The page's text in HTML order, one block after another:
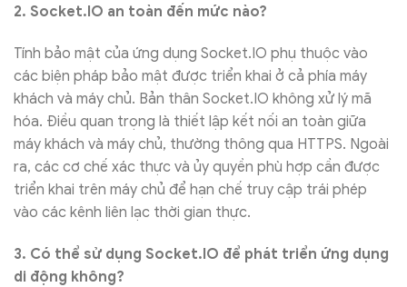
2. Socket.IO an toàn đến mức nào?
Tính bảo mật của ứng dụng Socket.IO phụ thuộc vào
các biện pháp bảo mật được triển khai ở cả phía máy
khách và máy chủ. Bản thân Socket.IO không xử lý mã
hóa. Điều quan trọng là thiết lập kết nối an toàn giữa
máy khách và máy chủ, thường thông qua HTTPS. Ngoài
ra, các cơ chế xác thực và ủy quyền phù hợp cần được
triển khai trên máy chủ để hạn chế truy cập trái phép
vào các kênh liên lạc thời gian thực.
3. Có thể sử dụng Socket.IO để phát triển ứng dụng
di động không?